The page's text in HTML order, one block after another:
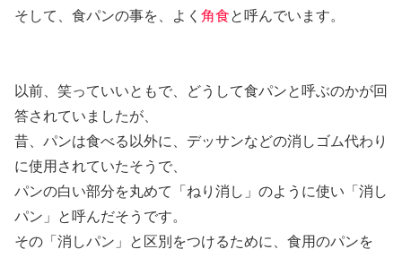
そして、食パンの事を、よく 角食と呼んでいます。
以前、笑っていいともで、どうして食パンと呼ぶのかが回
答されていましたが、
昔、パンは食べる以外に、デッサンなどの消しゴム代わり
に使用されていたそうで、
パンの白い部分を丸めて「ねり消し」のように使い「消し
パン」と呼んだそうです。
その「消しパン」と区別をつけるために、食用のパンを